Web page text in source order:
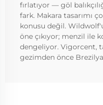
fırlatıyor — göl
fark. Makara tasarımı
konusu değil.
öne çıkıyor; menzil ile
dengeliyor. Vigorcent,
gezimden önce